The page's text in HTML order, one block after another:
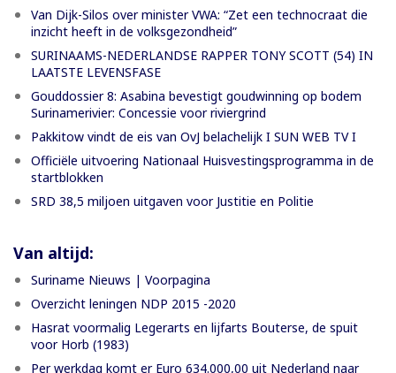
Van Dijk-Silos over minister VWA: “Zet een technocraat die
inzicht heeft in de volksgezondheid”
SURINAAMS-NEDERLANDSE RAPPER TONY SCOTT (54) IN
LAATSTE LEVENSFASE
Gouddossier 8: Asabina bevestigt goudwinning op bodem
Surinamerivier: Concessie voor riviergrind
Pakkitow vindt de eis van OvJ belachelijk I SUN WEB TV I
Officiële uitvoering Nationaal Huisvestingsprogramma in de
startblokken
SRD 38,5 miljoen uitgaven voor Justitie en Politie
Van altijd:
Suriname Nieuws | Voorpagina
Overzicht leningen NDP 2015 -2020
Hasrat voormalig Legerarts en lijfarts Bouterse, de spuit
voor Horb (1983)
Per werkdag komt er Euro 634.000,00 uit Nederland naar